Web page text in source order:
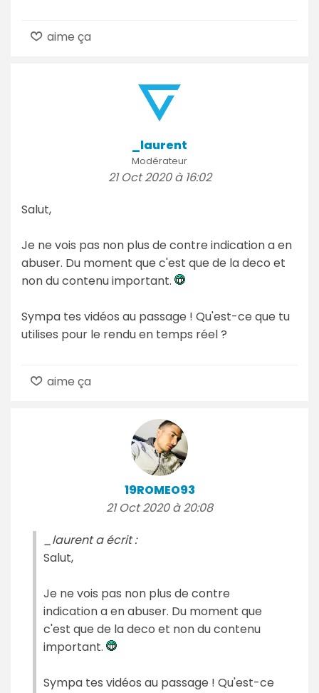
aime ça
_laurent
Modérateur
21 Oct 2020 à 16:02
Salut,
Je ne vois pas non plus de contre indication a en
abuser. Du moment que c'est que de la deco et
non du contenu important.
Sympa tes vidéos au passage ! Qu'est-ce que tu
utilises pour le rendu en temps réel ?
aime ça
19ROMEO93
21 Oct 2020 à 20:08
_laurent a écrit :
Salut,
Je ne vois pas non plus de contre
indication a en abuser. Du moment que
c'est que de la deco et non du contenu
important.
Sympa tes vidéos au passage ! Qu'est-ce